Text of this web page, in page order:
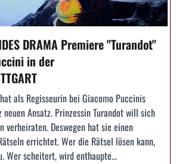
DRAMA Premiere "Turandot"
in der
als Regisseurin bei Giacomo Puccinis
neuen Ansatz. Prinzessin Turandot will sich
verheiraten. Deswegen hat sie einen
errichtet. Wer die Rätsel lösen kann,
Wer scheitert, wird enthaupte...